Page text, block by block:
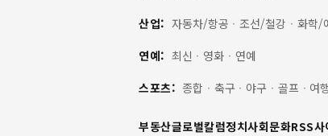
산업: 자동차/항공 · 조선/철강 · 화학/
연예: 최신 · 영화 · 연예
스포츠: 종합 · 축구 · 야구 · 골프 · 여
부동산글로벌칼럼정치사회문화RSS사